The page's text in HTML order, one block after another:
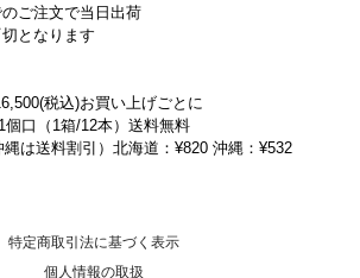
ご注文で当日出荷
となります
税込)お買い上げごとに
1個口（1箱/12本）送料無料
縄は送料割引）北海道：¥820 沖縄：¥532
特定商取引法に基づく表示
個人情報の取扱